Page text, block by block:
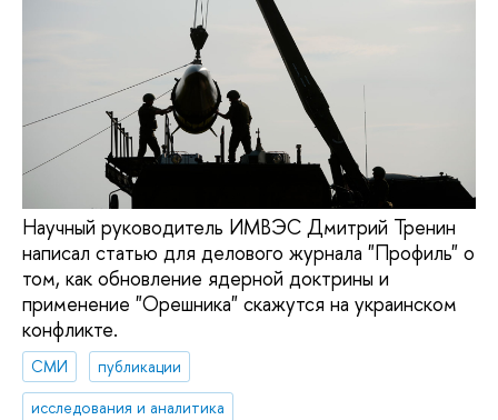
Научный руководитель ИМВЭС Дмитрий Тренин
написал статью для делового журнала "Профиль" о
том, как обновление ядерной доктрины и
применение "Орешника" скажутся на украинском
конфликте.
СМИ
публикации
исследования и аналитика